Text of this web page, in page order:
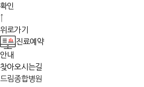
확인
↑
위로가기
진료예약
안내
찾아오시는길
드림종합병원